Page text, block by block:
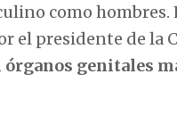
como
el presidente de la
genitales